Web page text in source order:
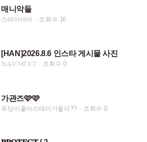
매니악들
스따아아아 조회수 16
[HAN]2026.8.6 인스타 게시물 사진
𝓗𝓐𝓝𝓜𝓘𝓝𝓘 조회수 0
가관즈🩷🩷
푸딩이좋아스테이가좋아?? 조회수 0